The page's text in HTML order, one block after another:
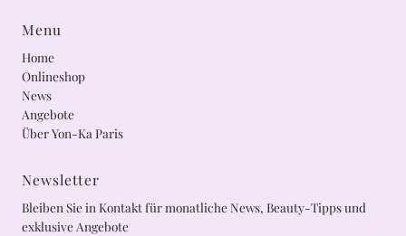
Menu
Home
Onlineshop
News
Angebote
Über Yon-Ka Paris
Newsletter
Bleiben Sie in Kontakt für monatliche News, Beauty-Tipps und
exklusive Angebote